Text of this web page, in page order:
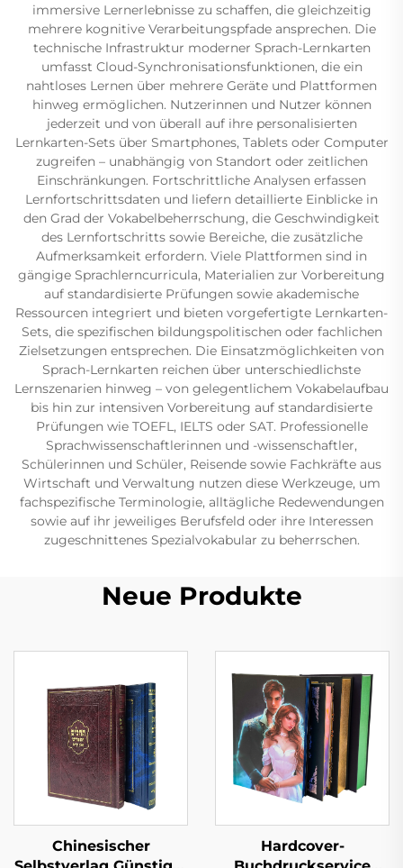
immersive Lernerlebnisse zu schaffen, die gleichzeitig
mehrere kognitive Verarbeitungspfade ansprechen. Die
technische Infrastruktur moderner Sprach-Lernkarten
umfasst Cloud-Synchronisationsfunktionen, die ein
nahtloses Lernen über mehrere Geräte und Plattformen
hinweg ermöglichen. Nutzerinnen und Nutzer können
jederzeit und von überall auf ihre personalisierten
Lernkarten-Sets über Smartphones, Tablets oder Computer
zugreifen – unabhängig von Standort oder zeitlichen
Einschränkungen. Fortschrittliche Analysen erfassen
Lernfortschrittsdaten und liefern detaillierte Einblicke in
den Grad der Vokabelbeherrschung, die Geschwindigkeit
des Lernfortschritts sowie Bereiche, die zusätzliche
Aufmerksamkeit erfordern. Viele Plattformen sind in
gängige Sprachlerncurricula, Materialien zur Vorbereitung
auf standardisierte Prüfungen sowie akademische
Ressourcen integriert und bieten vorgefertigte Lernkarten-
Sets, die spezifischen bildungspolitischen oder fachlichen
Zielsetzungen entsprechen. Die Einsatzmöglichkeiten von
Sprach-Lernkarten reichen über unterschiedlichste
Lernszenarien hinweg – von gelegentlichem Vokabelaufbau
bis hin zur intensiven Vorbereitung auf standardisierte
Prüfungen wie TOEFL, IELTS oder SAT. Professionelle
Sprachwissenschaftlerinnen und -wissenschaftler,
Schülerinnen und Schüler, Reisende sowie Fachkräfte aus
Wirtschaft und Verwaltung nutzen diese Werkzeuge, um
fachspezifische Terminologie, alltägliche Redewendungen
sowie auf ihr jeweiliges Berufsfeld oder ihre Interessen
zugeschnittenes Spezialvokabular zu beherrschen.
Neue Produkte
Chinesischer
Hardcover-